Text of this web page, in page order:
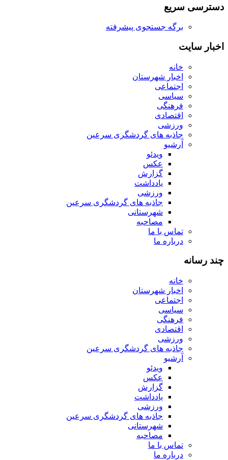
دسترسی سریع
برگه جستجوی پیشرفته
اخبار سایت
خانه
اخبار شهرستان
اجتماعی
سیاسی
فرهنگی
اقتصادی
ورزشی
جاذبه های گردشگری سرعین
آرشیو
ویدئو
عکس
گزارش
یادداشت
ورزشی
جاذبه های گردشگری سرعین
شهرستانی
مصاحبه
تماس با ما
درباره ما
چند رسانه
خانه
اخبار شهرستان
اجتماعی
سیاسی
فرهنگی
اقتصادی
ورزشی
جاذبه های گردشگری سرعین
آرشیو
ویدئو
عکس
گزارش
یادداشت
ورزشی
جاذبه های گردشگری سرعین
شهرستانی
مصاحبه
تماس با ما
درباره ما